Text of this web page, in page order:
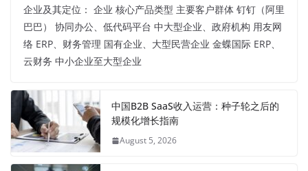
企业及其定位： 企业 核心产品类型 主要客户群体 钉钉（阿里
巴巴） 协同办公、低代码平台 中大型企业、政府机构 用友网
络 ERP、财务管理 国有企业、大型民营企业 金蝶国际 ERP、
云财务 中小企业至大型企业
中国B2B SaaS收入运营：种子轮之后的
规模化增长指南
August 5, 2026